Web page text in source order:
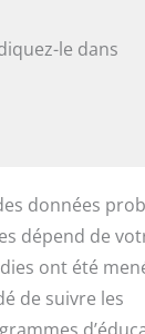
le dans
données
dépend de
ont été
de suivre les